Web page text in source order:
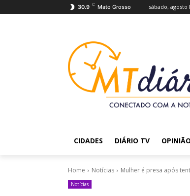
30.9 C Mato Grosso sábado, agosto
CIDADES DIÁRIO TV OPINIÃO
Home Notícias Mulher é presa após
Notícias